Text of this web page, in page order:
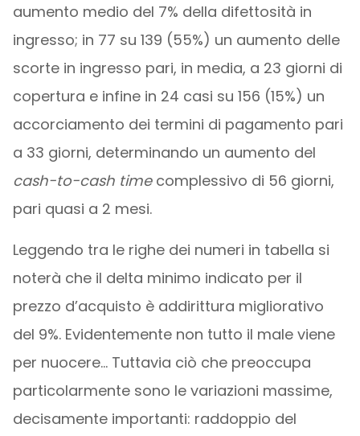
aumento medio del 7% della difettosità in
ingresso; in 77 su 139 (55%) un aumento delle
scorte in ingresso pari, in media, a 23 giorni di
copertura e infine in 24 casi su 156 (15%) un
accorciamento dei termini di pagamento pari
a 33 giorni, determinando un aumento del
cash-to-cash timecomplessivo di 56 giorni,
pari quasi a 2 mesi.
Leggendo tra le righe dei numeri in tabella si
noterà che il delta minimo indicato per il
prezzo d’acquisto è addirittura migliorativo
del 9%. Evidentemente non tutto il male viene
per nuocere… Tuttavia ciò che preoccupa
particolarmente sono le variazioni massime,
decisamente importanti: raddoppio del